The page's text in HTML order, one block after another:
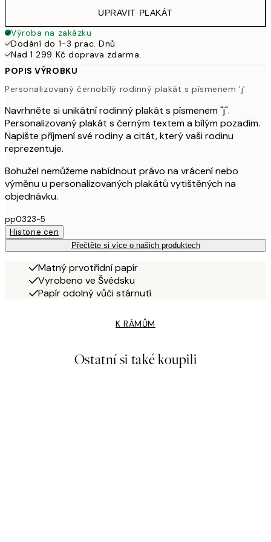
UPRAVIT PLAKÁT
Výroba na zakázku
Dodání do 1-3 prac. Dnů
Nad 1 299 Kč doprava zdarma.
POPIS VÝROBKU
Personalizovaný černobílý rodinný plakát s písmenem 'j'
Navrhněte si unikátní rodinný plakát s písmenem "j".
Personalizovaný plakát s černým textem a bílým pozadím.
Napište příjmení své rodiny a citát, který vaši rodinu
reprezentuje.
Bohužel nemůžeme nabídnout právo na vrácení nebo
výměnu u personalizovaných plakátů vytištěných na
objednávku.
pp0323-5
Historie cen
Přečtěte si více o našich produktech
Matný prvotřídní papír
Vyrobeno ve Švédsku
Papír odolný vůči stárnutí
K RÁMŮM
Ostatní si také koupili